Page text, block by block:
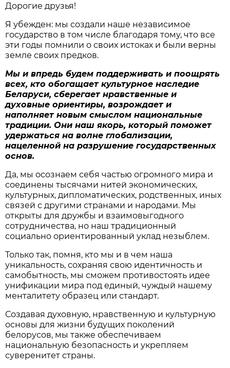
Дорогие друзья!
Я убежден: мы создали наше независимое
государство в том числе благодаря тому, что все
эти годы помнили о своих истоках и были верны
земле своих предков.
Мы и впредь будем поддерживать и поощрять
всех, кто обогащает культурное наследие
Беларуси, сберегает нравственные и
духовные ориентиры, возрождает и
наполняет новым смыслом национальные
традиции. Они наш якорь, который поможет
удержаться на волне глобализации,
нацеленной на разрушение государственных
основ.
Да, мы осознаем себя частью огромного мира и
соединены тысячами нитей экономических,
культурных, дипломатических, родственных, иных
связей с другими странами и народами. Мы
открыты для дружбы и взаимовыгодного
сотрудничества, но наш традиционный
социально ориентированный уклад незыблем.
Только так, помня, кто мы и в чем наша
уникальность, сохраняя свою идентичность и
самобытность, мы сможем противостоять идее
унификации мира под единый, чуждый нашему
менталитету образец или стандарт.
Создавая духовную, нравственную и культурную
основы для жизни будущих поколений
белорусов, мы также обеспечиваем
национальную безопасность и укрепляем
суверенитет страны.